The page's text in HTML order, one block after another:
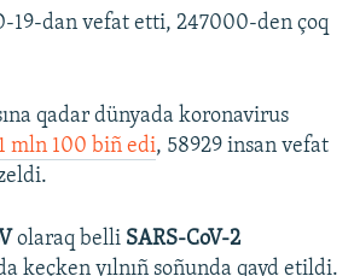
19-dan vefat etti, 247000-den çoq
qadar dünyada koronavirus
1 mln 100 biñ edi, 58929 insan vefat
olaraq belli SARS-CoV-2
keçken yılnıñ soñunda qayd etildi.